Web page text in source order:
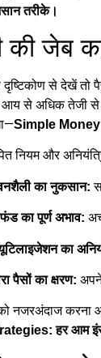
तरीके।
जेब का
से देखें तो
से अधिक तेजी से
Simple Money
नियम और
का नुकसान:
का पूर्ण अभाव:
का
पैसों का क्षरण:
को नजरअंदाज
हर आम